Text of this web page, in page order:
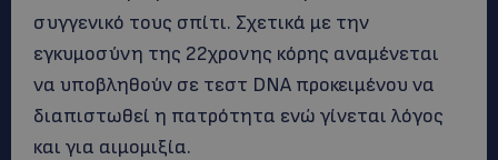
συγγενικό τους σπίτι. Σχετικά με την
εγκυμοσύνη της 22χρονης κόρης αναμένεται
να υποβληθούν σε τεστ DNA προκειμένου να
διαπιστωθεί η πατρότητα ενώ γίνεται λόγος
και για αιμομιξία.